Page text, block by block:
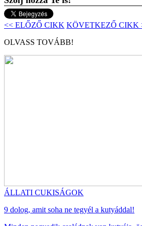
<< ELŐZŐ CIKK KÖVETKEZŐ CIKK
OLVASS TOVÁBB!
ÁLLATI CUKISÁGOK
9 dolog, amit soha ne tegyél a kutyáddal!